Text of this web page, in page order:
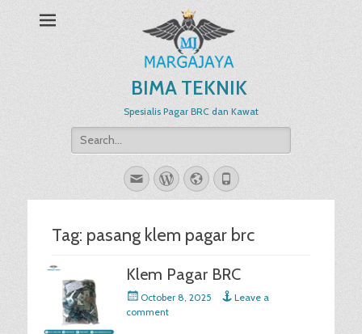
BIMA TEKNIK
Spesialis Pagar BRC dan Kawat
Search
for:
EmailWordPress
WebsitePhone
Tag: pasang klem pagar brc
Klem Pagar BRC
Posted
on
October 8, 2025
Leave a
comment